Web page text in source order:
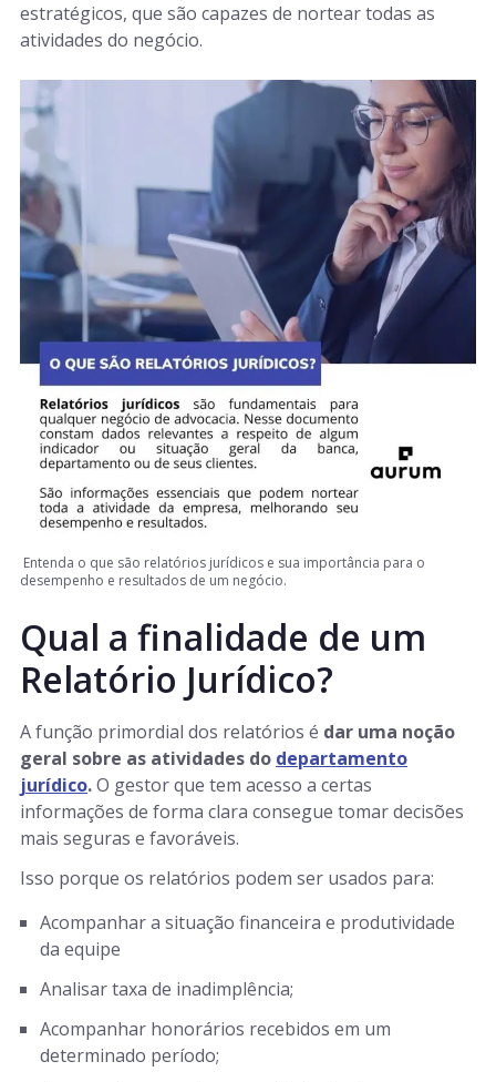
estratégicos, que são capazes de nortear todas as
atividades do negócio.
Entenda o que são relatórios jurídicos e sua importância para o
desempenho e resultados de um negócio.
Qual a finalidade de um
Relatório Jurídico?
A função primordial dos relatórios é dar uma noção
geral sobre as atividades do departamento
jurídico.O gestor que tem acesso a certas
informações de forma clara consegue tomar decisões
mais seguras e favoráveis.
Isso porque os relatórios podem ser usados para:
Acompanhar a situação financeira e produtividade
da equipe
Analisar taxa de inadimplência;
Acompanhar honorários recebidos em um
determinado período;